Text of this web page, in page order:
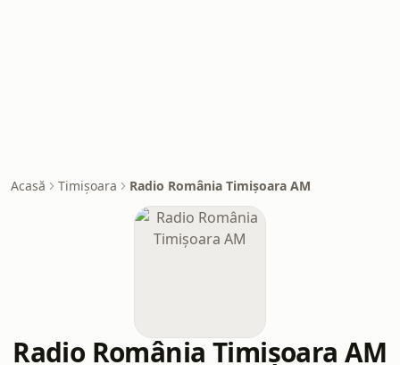
Acasă Timișoara Radio România Timișoara AM
Radio România Timișoara AM